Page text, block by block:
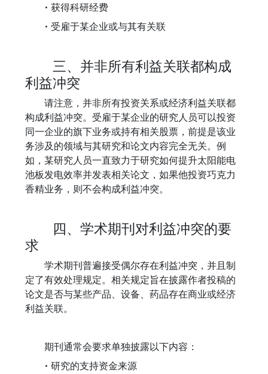
• 获得科研经费
• 受雇于某企业或与其有关联
三、并非所有利益关联都构成
利益冲突
请注意，并非所有投资关系或经济利益关联都
构成利益冲突。受雇于某企业的研究人员可以投资
同一企业的旗下业务或持有相关股票，前提是该业
务涉及的领域与其研究和论文内容完全无关。例
如，某研究人员一直致力于研究如何提升太阳能电
池板发电效率并发表相关论文，如果他投资巧克力
香精业务，则不会构成利益冲突。
四、学术期刊对利益冲突的要
求
学术期刊普遍接受偶尔存在利益冲突，并且制
定了有效处理规定。相关规定旨在披露作者投稿的
论文是否与某些产品、设备、药品存在商业或经济
利益关联。
期刊通常会要求单独披露以下内容：
• 研究的支持资金来源